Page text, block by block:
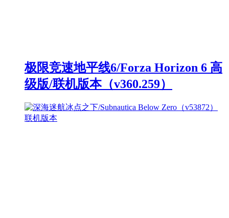
极限竞速地平线6/Forza Horizon 6 高
级版/联机版本（v360.259）